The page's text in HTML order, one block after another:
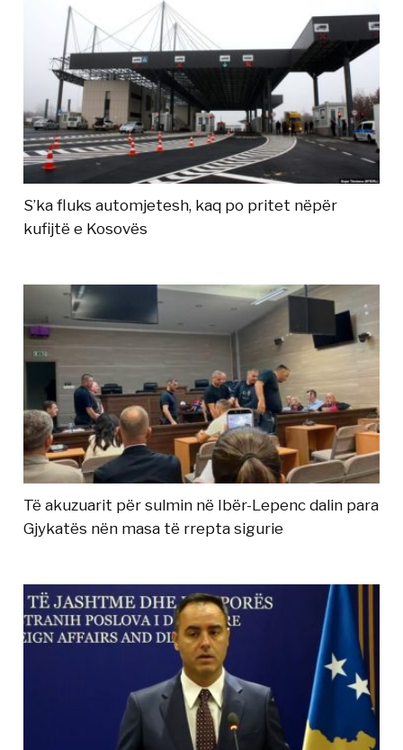
S’ka fluks automjetesh, kaq po pritet nëpër
kufijtë e Kosovës
Të akuzuarit për sulmin në Ibër-Lepenc dalin para
Gjykatës nën masa të rrepta sigurie